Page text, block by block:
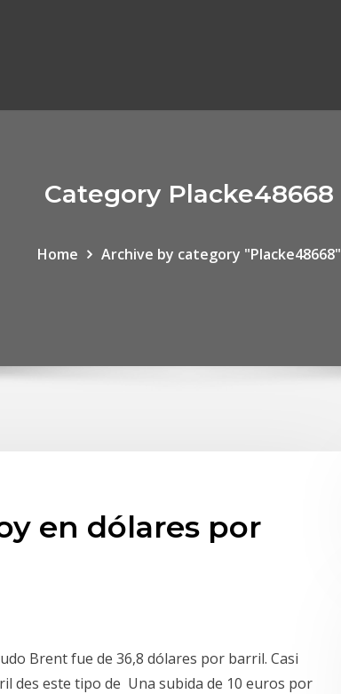
Category Placke48668
Home Archive by category "Placke48668"
en dólares por
Brent fue de 36,8 dólares por barril. Casi
des este tipo de Una subida de 10 euros por